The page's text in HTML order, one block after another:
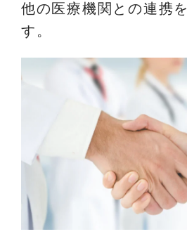
他の医療機関との連携を
す。